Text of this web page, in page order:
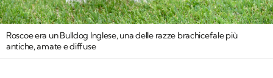
Roscoe era un Bulldog Inglese, una delle razze brachicefale più
antiche, amate e diffuse